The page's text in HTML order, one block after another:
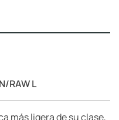
RAW L
más ligera de su clase,